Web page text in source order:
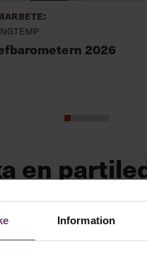
Information
2026
en
Provokation,